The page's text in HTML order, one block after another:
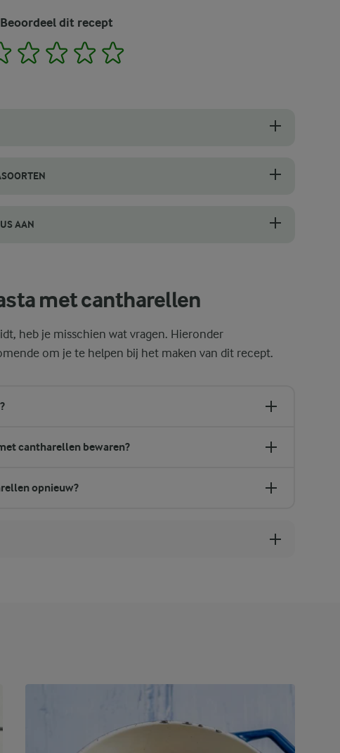
Beoordeel dit recept
1 2 3 4
AAN
met cantharellen
heb je misschien wat vragen. Hieronder
om je te helpen bij het maken van dit recept.
cantharellen bewaren?
opnieuw?